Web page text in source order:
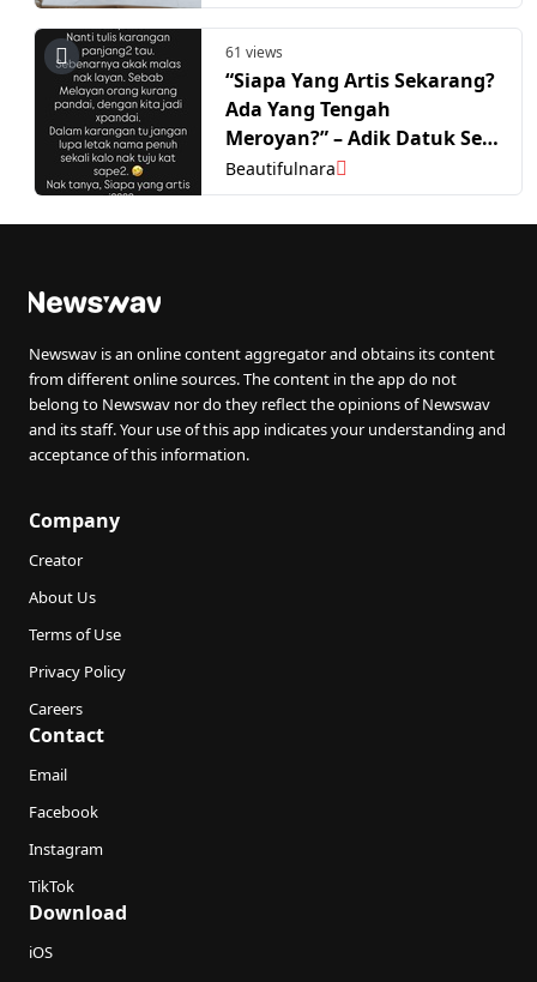
61 views
“Siapa Yang Artis Sekarang?
Ada Yang Tengah
Meroyan?” – Adik Datuk Seri
Siti Nurhaliza
Beautifulnara
Newswav is an online content aggregator and obtains its content
from different online sources. The content in the app do not
belong to Newswav nor do they reflect the opinions of Newswav
and its staff. Your use of this app indicates your understanding and
acceptance of this information.
Company
Creator
About Us
Terms of Use
Privacy Policy
Careers
Contact
Email
Facebook
Instagram
TikTok
Download
iOS